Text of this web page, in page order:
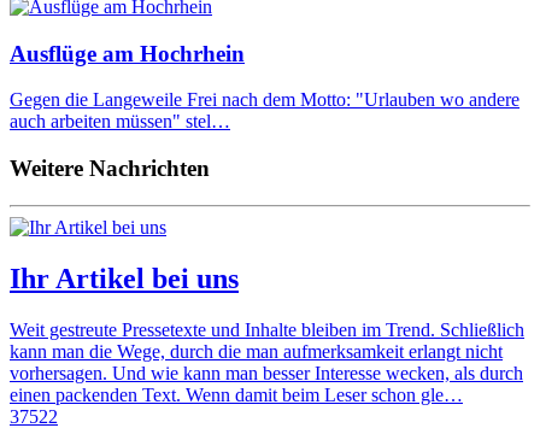
Ausflüge am Hochrhein
Gegen die Langeweile Frei nach dem Motto: "Urlauben wo andere
auch arbeiten müssen" stel…
Weitere Nachrichten
Ihr Artikel bei uns
Weit gestreute Pressetexte und Inhalte bleiben im Trend. Schließlich
kann man die Wege, durch die man aufmerksamkeit erlangt nicht
vorhersagen. Und wie kann man besser Interesse wecken, als durch
einen packenden Text. Wenn damit beim Leser schon gle…
37522